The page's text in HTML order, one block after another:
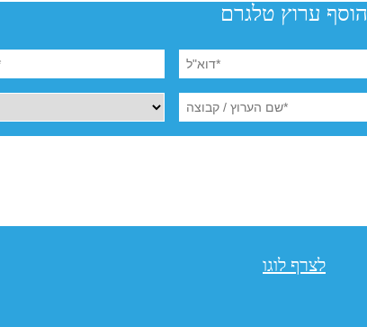
הוסף ערוץ טלגרם
לצרף לוגו